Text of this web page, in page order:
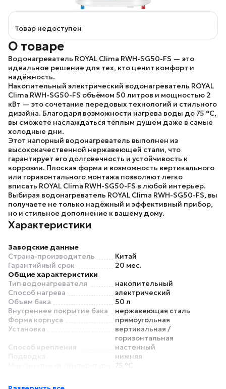
Товар недоступен
О товаре
Водонагреватель ROYAL Clima RWH-SG50-FS — это
идеальное решение для тех, кто ценит комфорт и
надёжность.
Накопительный электрический водонагреватель ROYAL
Clima RWH-SG50-FS объёмом 50 литров и мощностью 2
кВт — это сочетание передовых технологий и стильного
дизайна. Благодаря возможности нагрева воды до 75 °C,
вы сможете наслаждаться тёплым душем даже в самые
холодные дни.
Этот напорный водонагреватель выполнен из
высококачественной нержавеющей стали, что
гарантирует его долговечность и устойчивость к
коррозии. Плоская форма и возможность вертикального
или горизонтального монтажа позволяют легко
вписать ROYAL Clima RWH-SG50-FS в любой интерьер.
Выбирая водонагреватель ROYAL Clima RWH-SG50-FS, вы
получаете не только надёжный и эффективный прибор,
но и стильное дополнение к вашему дому.
Характеристики
Заводские данные
Страна-производитель
Китай
Гарантийный срок
20 мес.
Общие характеристики
Тип водонагревателя
накопительный
Способ нагрева
электрический
Объем бака
50 л
Внутреннее покрытие бака
нержавеющая сталь
Форма корпуса
прямоугольная
Установка
вертикальная /
горизонтальная
Способ крепления
настенный
Подводка
нижняя
75 °С